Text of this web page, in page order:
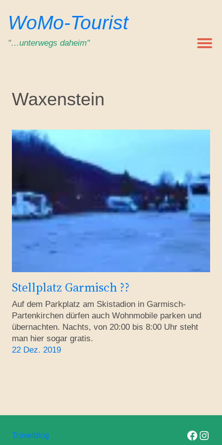
Inhalt
springen
WoMo-Tourist
"…unterwegs daheim"
Waxenstein
Stellplatz Garmisch ??
Auf dem Parkplatz am Skistadion in Garmisch-
Partenkirchen dürfen auch Wohnmobile parken und
übernachten. Nachts, von 20:00 bis 8:00 Uhr steht
man hier sogar gratis.
22 Dez. 2019
Travelblog Folge uns auf
Folge